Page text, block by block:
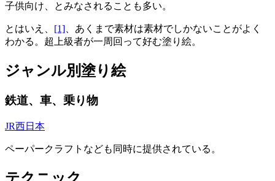
子供向け、とみなされることも多い。
とはいえ、 [1]、あくまで素材は素材でしかないことがよく
わかる。超上級者が一周回って好む塗り絵。
ジャンル別塗り絵
鉄道、車、乗り物
JR西日本
ペーパークラフトなども同時に提供されている。